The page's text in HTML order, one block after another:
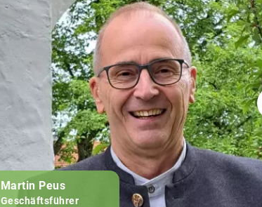
Martin Peus
Geschäftsführer